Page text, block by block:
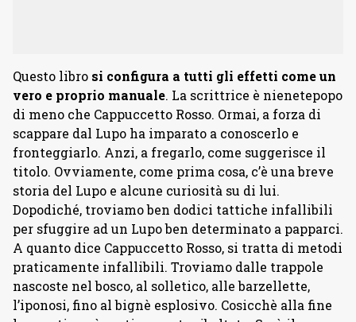
Questo libro si configura a tutti gli effetti come un
vero e proprio manuale. La scrittrice è nienetepopo
di meno che Cappuccetto Rosso. Ormai, a forza di
scappare dal Lupo ha imparato a conoscerlo e
fronteggiarlo. Anzi, a fregarlo, come suggerisce il
titolo. Ovviamente, come prima cosa, c’è una breve
storia del Lupo e alcune curiosità su di lui.
Dopodiché, troviamo ben dodici tattiche infallibili
per sfuggire ad un Lupo ben determinato a papparci.
A quanto dice Cappuccetto Rosso, si tratta di metodi
praticamente infallibili. Troviamo dalle trappole
nascoste nel bosco, al solletico, alle barzellette,
l’iponosi, fino al bignè esplosivo. Cosicchè alla fine